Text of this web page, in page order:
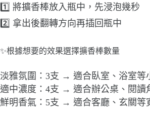
1️⃣ 將擴香棒放入瓶中，先浸泡幾秒
2️⃣ 拿出後翻轉方向再插回瓶中
✨根據想要的效果選擇擴香棒數量
淡雅氛圍：3支 → 適合臥室、浴室等
適中濃度：4支 → 適合辦公桌、閱讀
鮮明香氣：5支 → 適合客廳、玄關等